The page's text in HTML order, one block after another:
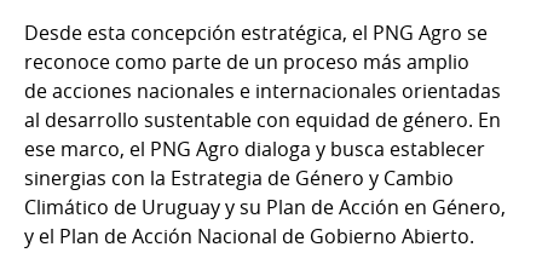
Desde esta concepción estratégica, el PNG Agro se
reconoce como parte de un proceso más amplio
de acciones nacionales e internacionales orientadas
al desarrollo sustentable con equidad de género. En
ese marco, el PNG Agro dialoga y busca establecer
sinergias con la Estrategia de Género y Cambio
Climático de Uruguay y su Plan de Acción en Género,
y el Plan de Acción Nacional de Gobierno Abierto.